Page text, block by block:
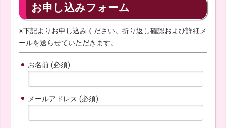
お申し込みフォーム
※下記よりお申し込みください。折り返し確認および詳細メ
ールを送らせていただきます。
お名前 (必須)
メールアドレス (必須)